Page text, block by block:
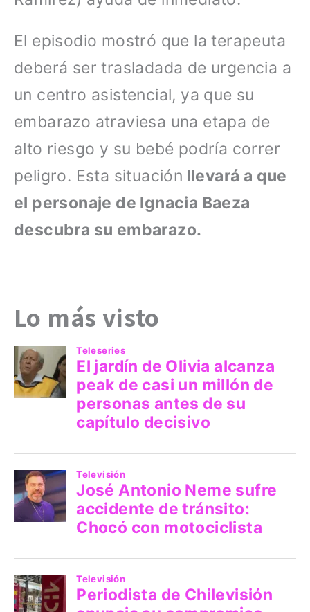
El episodio mostró que la terapeuta
deberá ser trasladada de urgencia a
un centro asistencial, ya que su
embarazo atraviesa una etapa de
alto riesgo y su bebé podría correr
peligro. Esta situación llevará a que
el personaje de Ignacia Baeza
descubra su embarazo.
Lo más visto